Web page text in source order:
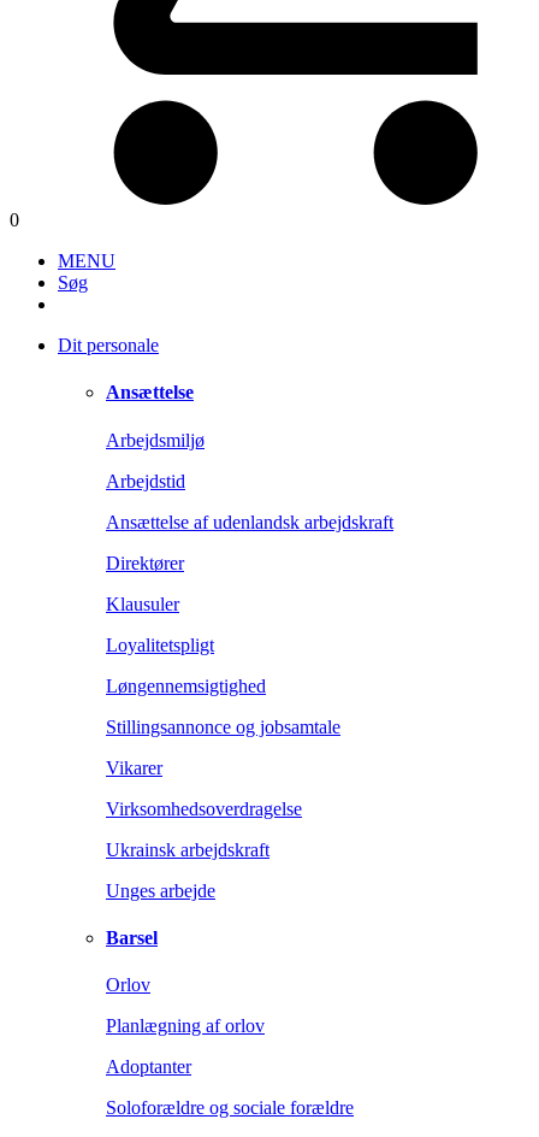
0
MENU
Søg
Dit personale
Ansættelse
Arbejdsmiljø
Arbejdstid
Ansættelse af udenlandsk arbejdskraft
Direktører
Klausuler
Loyalitetspligt
Løngennemsigtighed
Stillingsannonce og jobsamtale
Vikarer
Virksomhedsoverdragelse
Ukrainsk arbejdskraft
Unges arbejde
Barsel
Orlov
Planlægning af orlov
Adoptanter
Soloforældre og sociale forældre